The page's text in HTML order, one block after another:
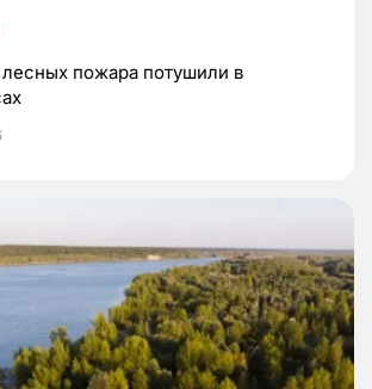
пожара потушили в